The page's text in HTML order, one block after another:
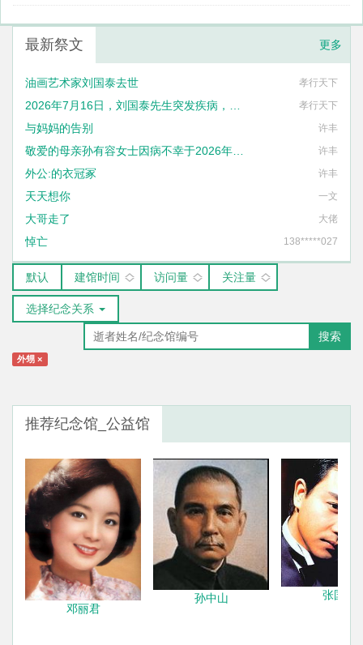
最新祭文 更多
油画艺术家刘国泰去世 孝行天下
孝行天下
与妈妈的告别 许丰
许丰
外公:的衣冠冢 许丰
天天想你 一文
大哥走了 大佬
悼亡 138*****027
默认 建馆时间 访问量 关注量
选择纪念关系
搜索
外甥×
推荐纪念馆_公益馆
邓丽君
孙中山 张国荣